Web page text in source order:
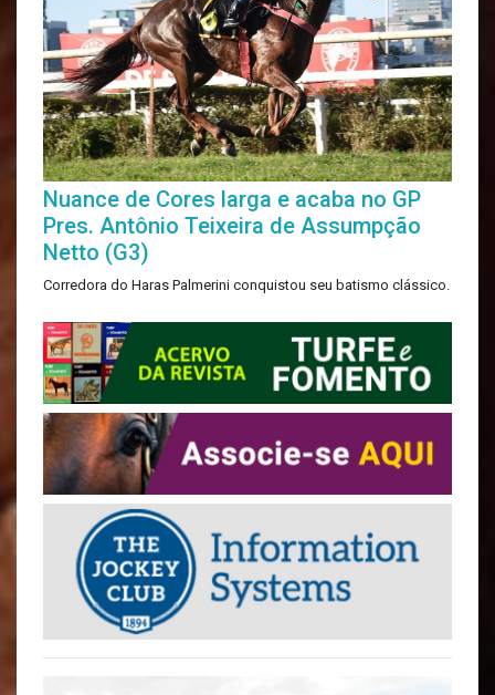
Nuance de Cores larga e acaba no GP
Pres. Antônio Teixeira de Assumpção
Netto (G3)
Corredora do Haras Palmerini conquistou seu batismo clássico.